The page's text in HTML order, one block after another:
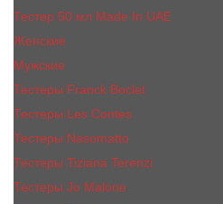
Тестер 50 мл Made In UAE
Женские
Мужские
Тестеры Franck Boclet
Тестеры Les Contes
Тестеры Nasomatto
Тестеры Tiziana Terenzi
Тестеры Jо Malоnе